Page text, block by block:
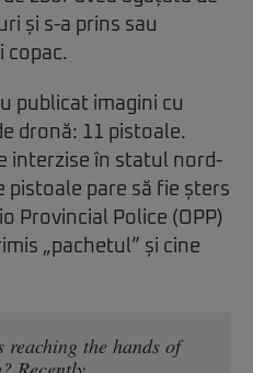
și s-a prins sau
copac.
publicat imagini cu
dronă: 11 pistoale.
interzise în statul nord-
pistoale pare să fie șters
Provincial Police (OPP)
„pachetul” și cine
the hands of